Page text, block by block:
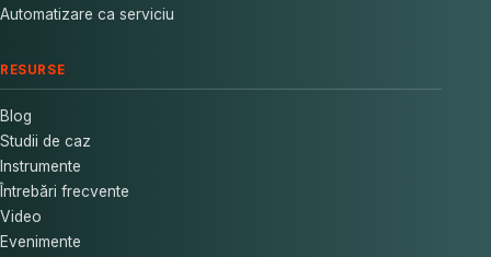
Automatizare ca serviciu
RESURSE
Blog
Studii de caz
Instrumente
Întrebări frecvente
Video
Evenimente